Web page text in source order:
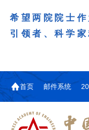
希望两院院士
引领者、科学
首页 邮件系统